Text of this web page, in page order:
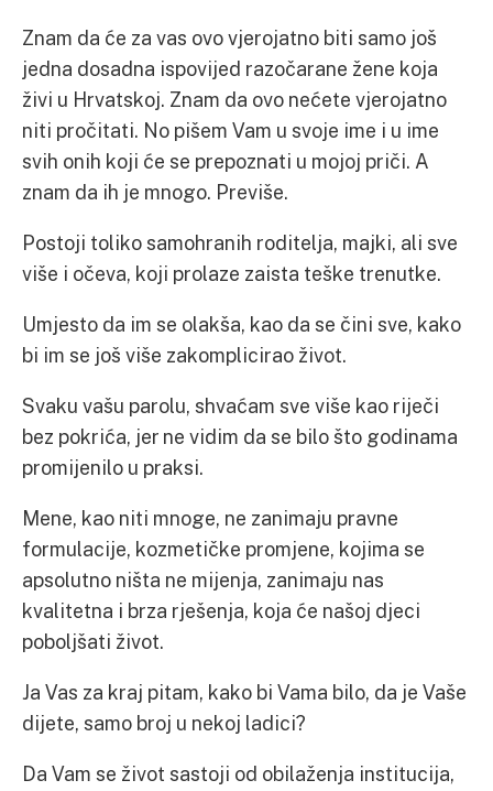
Znam da će za vas ovo vjerojatno biti samo još
jedna dosadna ispovijed razočarane žene koja
živi u Hrvatskoj. Znam da ovo nećete vjerojatno
niti pročitati. No pišem Vam u svoje ime i u ime
svih onih koji će se prepoznati u mojoj priči. A
znam da ih je mnogo. Previše.
Postoji toliko samohranih roditelja, majki, ali sve
više i očeva, koji prolaze zaista teške trenutke.
Umjesto da im se olakša, kao da se čini sve, kako
bi im se još više zakomplicirao život.
Svaku vašu parolu, shvaćam sve više kao riječi
bez pokrića, jer ne vidim da se bilo što godinama
promijenilo u praksi.
Mene, kao niti mnoge, ne zanimaju pravne
formulacije, kozmetičke promjene, kojima se
apsolutno ništa ne mijenja, zanimaju nas
kvalitetna i brza rješenja, koja će našoj djeci
poboljšati život.
Ja Vas za kraj pitam, kako bi Vama bilo, da je Vaše
dijete, samo broj u nekoj ladici?
Da Vam se život sastoji od obilaženja institucija,